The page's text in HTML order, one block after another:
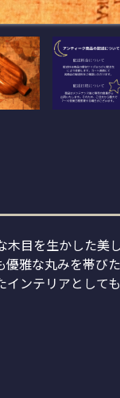
木目を生かした美
優雅な丸みを帯び
ンテリアとして